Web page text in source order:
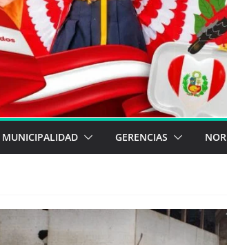
MUNICIPALIDAD GERENCIAS